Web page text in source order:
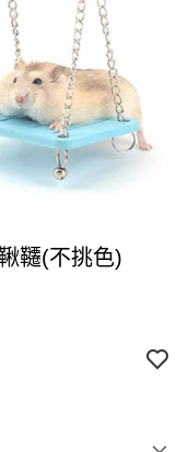
韆(不挑色)